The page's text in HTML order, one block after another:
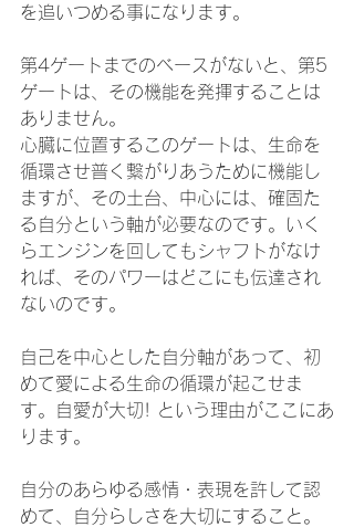
を追いつめる事になります。
第4ゲートまでのベースがないと、第5
ゲートは、その機能を発揮することは
ありません。
心臓に位置するこのゲートは、生命を
循環させ普く繋がりあうために機能し
ますが、その土台、中心には、確固た
る自分という軸が必要なのです。いく
らエンジンを回してもシャフトがなけ
れば、そのパワーはどこにも伝達され
ないのです。
自己を中心とした自分軸があって、初
めて愛による生命の循環が起こせま
す。自愛が大切! という理由がここにあ
ります。
自分のあらゆる感情・表現を許して認
めて、自分らしさを大切にすること。